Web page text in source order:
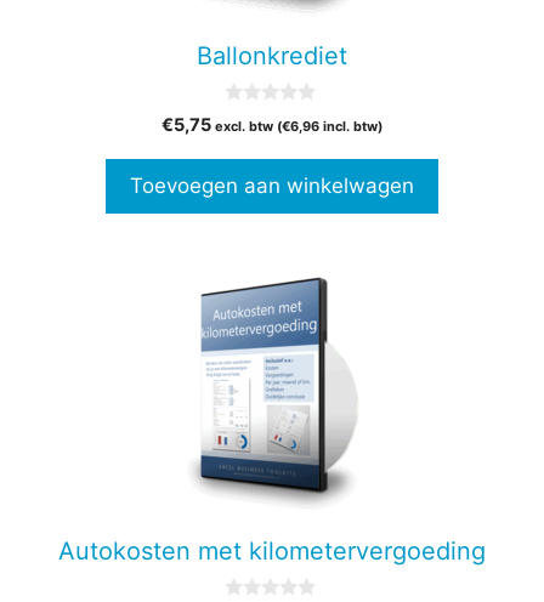
Ballonkrediet
v
5
€5,75 excl. btw (€6,96 incl. btw)
Toevoegen aan winkelwagen
Autokosten met kilometervergoeding